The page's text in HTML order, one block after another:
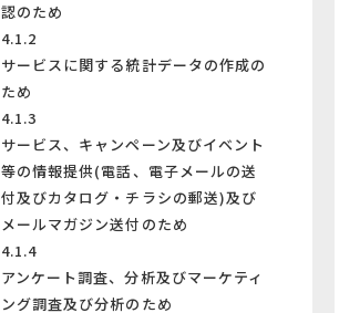
認のため
4.1.2
サービスに関する統計データの作成の
ため
4.1.3
サービス、キャンペーン及びイベント
等の情報提供(電話、電子メールの送
付及びカタログ・チラシの郵送)及び
メールマガジン送付のため
4.1.4
アンケート調査、分析及びマーケティ
ング調査及び分析のため